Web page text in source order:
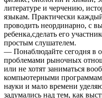
литературе и черчению,
языкам. Практически
проводить неординарно, с
ребенка,сделать его
простым слушателем.
— Понаблюдайте сегодня в
проблемами рыночных
или не хотят заниматься
компьютерными
науки и мало времени
задумались над тем, как